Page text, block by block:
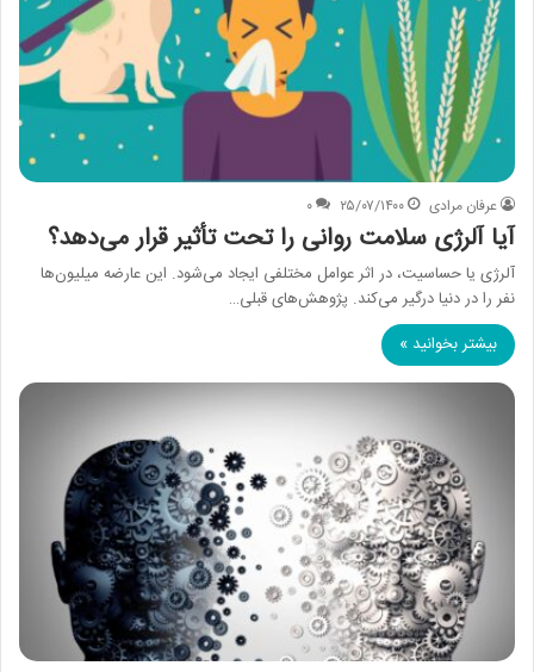
عرفان مرادی ۲۵/۰۷/۱۴۰۰ ۰
آیا آلرژی سلامت روانی را تحت تأثیر قرار می‌دهد؟
آلرژی یا حساسیت، در اثر عوامل مختلفی ایجاد می‌شود. این عارضه میلیون‌ها
نفر را در دنیا درگیر می‌کند. پژوهش‌های قبلی…
بیشتر بخوانید »